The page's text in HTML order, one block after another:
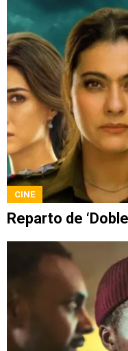
CINE
Reparto de